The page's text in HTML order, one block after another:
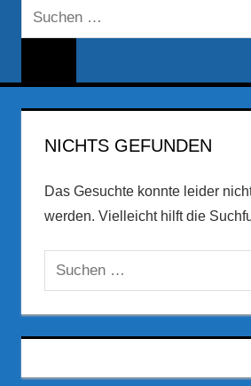
Suchen
nach:
NICHTS GEFUNDEN
Das Gesuchte konnte leider
werden. Vielleicht hilft die
Suchen